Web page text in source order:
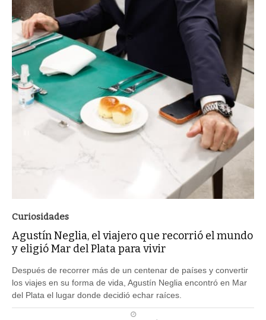
Curiosidades
Agustín Neglia, el viajero que recorrió el mundo
y eligió Mar del Plata para vivir
Después de recorrer más de un centenar de países y convertir
los viajes en su forma de vida, Agustín Neglia encontró en Mar
del Plata el lugar donde decidió echar raíces.